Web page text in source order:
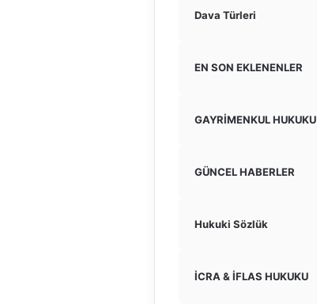
Dava Türleri
EN SON EKLENENLER
GAYRİMENKUL HUKUKU
GÜNCEL HABERLER
Hukuki Sözlük
İCRA & İFLAS HUKUKU